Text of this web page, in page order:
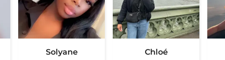
Solyane Chloé